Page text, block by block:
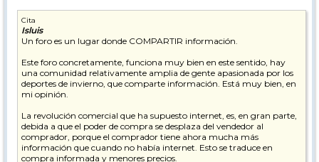
Cita
Isluis
Un foro es un lugar donde COMPARTIR información.
Este foro concretamente, funciona muy bien en este sentido, hay
una comunidad relativamente amplia de gente apasionada por los
deportes de invierno, que comparte información. Está muy bien, en
mi opinión.
La revolución comercial que ha supuesto internet, es, en gran parte,
debida a que el poder de compra se desplaza del vendedor al
comprador, porque el comprador tiene ahora mucha más
información que cuando no había internet. Esto se traduce en
compra informada y menores precios.